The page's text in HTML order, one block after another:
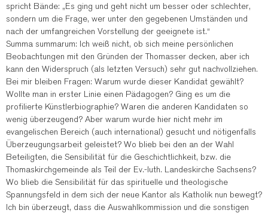
spricht Bände: „Es ging und geht nicht um besser oder schlechter,
sondern um die Frage, wer unter den gegebenen Umständen und
nach der umfangreichen Vorstellung der geeignete ist.“
Summa summarum: Ich weiß nicht, ob sich meine persönlichen
Beobachtungen mit den Gründen der Thomasser decken, aber ich
kann den Widerspruch (als letzten Versuch) sehr gut nachvollziehen.
Bei mir bleiben Fragen: Warum wurde dieser Kandidat gewählt?
Wollte man in erster Linie einen Pädagogen? Ging es um die
profilierte Künstlerbiographie? Waren die anderen Kandidaten so
wenig überzeugend? Aber warum wurde hier nicht mehr im
evangelischen Bereich (auch international) gesucht und nötigenfalls
Überzeugungsarbeit geleistet? Wo blieb bei den an der Wahl
Beteiligten, die Sensibilität für die Geschichtlichkeit, bzw. die
Thomaskirchgemeinde als Teil der Ev.-luth. Landeskirche Sachsens?
Wo blieb die Sensibilität für das spirituelle und theologische
Spannungsfeld in dem sich der neue Kantor als Katholik nun bewegt?
Ich bin überzeugt, dass die Auswahlkommission und die sonstigen